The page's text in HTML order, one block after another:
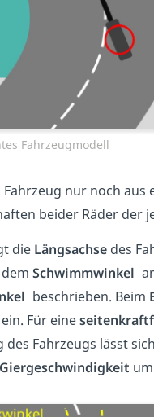
Fahrzeugmodell
nur noch
beider Räder der
die Längsachsedes
Schwimmwinkel
beschrieben. Beim
Für eine
des Fahrzeugs lässt